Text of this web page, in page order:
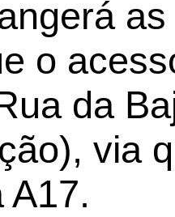
o
da
via
A17.